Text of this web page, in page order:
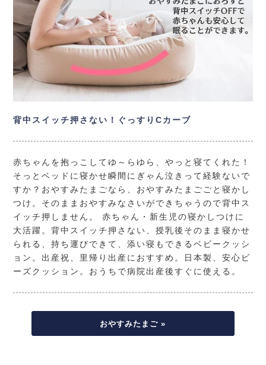
背中スイッチ押さない！ぐっすりCカーブ
赤ちゃんを抱っこしてゆ～らゆら、やっと寝てくれた！
そっとベッドに寝かせ瞬間にぎゃん泣きって経験ないで
すか？おやすみたまごなら、おやすみたまごごと寝かし
つけ。そのままおやすみなさいができちゃうので背中ス
イッチ押しません。 赤ちゃん・新生児の寝かしつけに
大活躍。背中スイッチ押さない、授乳後そのまま寝かせ
られる、持ち運びできて、添い寝もできるベビークッシ
ョン。出産祝、里帰り出産におすすめ。日本製、安心ビ
ーズクッション。おうちで病院出産後すぐに使える。
おやすみたまご »